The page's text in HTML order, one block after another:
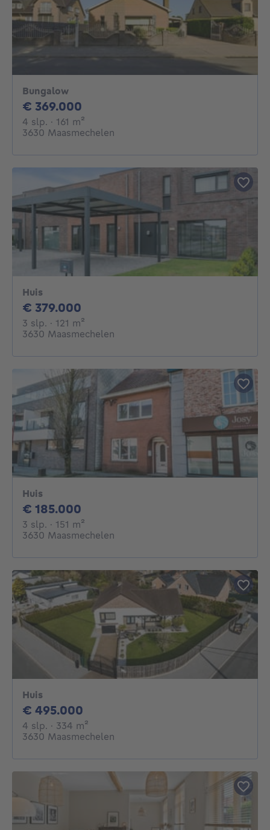
Bungalow
€ 369.000
4 slp. 4 slaapkamers
· 161 m²
3630 Maasmechelen
Huis
€ 379.000
3 slp. 3 slaapkamers
· 121 m²
3630 Maasmechelen
Huis
€ 185.000
3 slp. 3 slaapkamers
· 151 m²
3630 Maasmechelen
Huis
€ 495.000
4 slp. 4 slaapkamers
· 334 m²
3630 Maasmechelen